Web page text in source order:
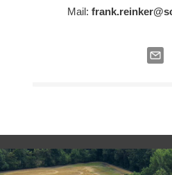
Mail: